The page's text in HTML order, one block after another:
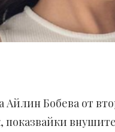
Айлин Бобева от
показвайки